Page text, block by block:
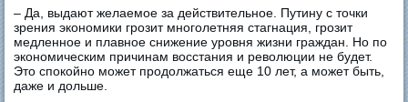
– Да, выдают желаемое за действительное. Путину с точки
зрения экономики грозит многолетняя стагнация, грозит
медленное и плавное снижение уровня жизни граждан. Но по
экономическим причинам восстания и революции не будет.
Это спокойно может продолжаться еще 10 лет, а может быть,
даже и дольше.